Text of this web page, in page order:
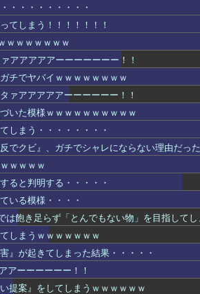
・・・・・・・・・
てしまう！！！！！！！
ｗｗｗｗｗｗｗ
アアアアアーーーーーーー！！
チでヤバイｗｗｗｗｗｗｗｗ
ァアアアアアーーーーーー！！
いた模様ｗｗｗｗｗｗｗｗｗｗ
しまう・・・・・・・・
でクビ』、ガチでシャレにならない理由だっ
ｗｗｗｗ
ると判明する・・・・・
いる模様・・・・
は飽き足らず「とんでもない物」を目指して
しまうｗｗｗｗｗｗｗ
』が起きてしまった結果・・・・・
アーーーーーー！！
提案』をしてしまうｗｗｗｗｗｗ